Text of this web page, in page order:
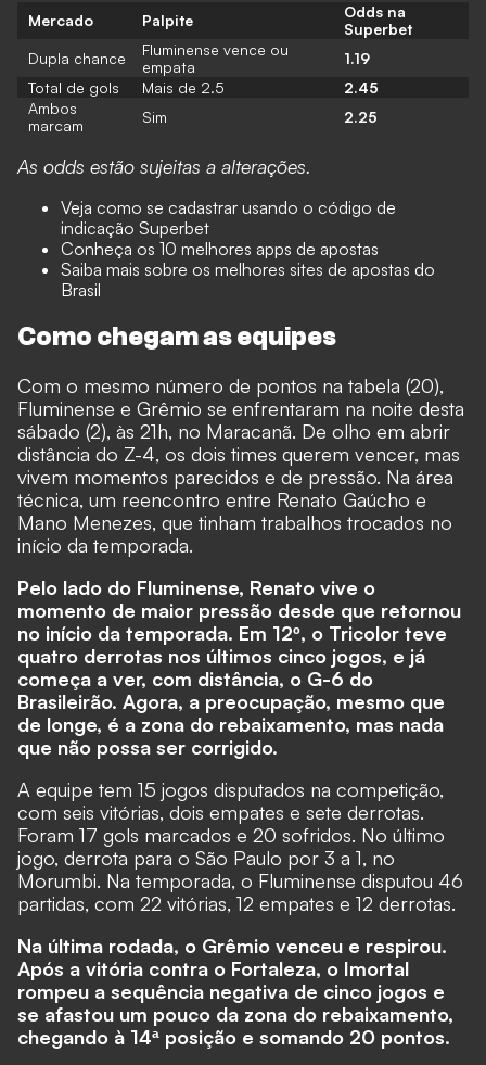
Mercado Palpite
Odds na
Superbet
Dupla chance
Fluminense vence ou
empata
1.19
Total de gols
Mais de 2.5
2.45
Ambos
marcam
Sim 2.25
As odds estão sujeitas a alterações.
Veja como se cadastrar usando o código de
indicação Superbet
Conheça os 10 melhores apps de apostas
Saiba mais sobre os melhores sites de apostas do
Brasil
Como chegam as equipes
Com o mesmo número de pontos na tabela (20),
Fluminense e Grêmio se enfrentaram na noite desta
sábado (2), às 21h, no Maracanã. De olho em abrir
distância do Z-4, os dois times querem vencer, mas
vivem momentos parecidos e de pressão. Na área
técnica, um reencontro entre Renato Gaúcho e
Mano Menezes, que tinham trabalhos trocados no
início da temporada.
Pelo lado do Fluminense, Renato vive o
momento de maior pressão desde que retornou
no início da temporada. Em 12º, o Tricolor teve
quatro derrotas nos últimos cinco jogos, e já
começa a ver, com distância, o G-6 do
Brasileirão. Agora, a preocupação, mesmo que
de longe, é a zona do rebaixamento, mas nada
que não possa ser corrigido.
A equipe tem 15 jogos disputados na competição,
com seis vitórias, dois empates e sete derrotas.
Foram 17 gols marcados e 20 sofridos. No último
jogo, derrota para o São Paulo por 3 a 1, no
Morumbi. Na temporada, o Fluminense disputou 46
partidas, com 22 vitórias, 12 empates e 12 derrotas.
Na última rodada, o Grêmio venceu e respirou.
Após a vitória contra o Fortaleza, o Imortal
rompeu a sequência negativa de cinco jogos e
se afastou um pouco da zona do rebaixamento,
chegando à 14ª posição e somando 20 pontos.